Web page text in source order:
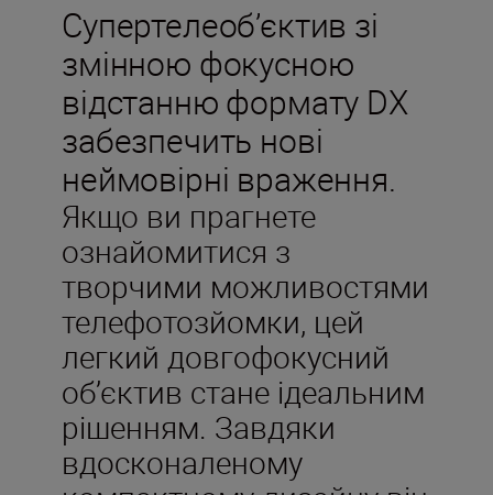
Супертелеоб’єктив зі
змінною фокусною
відстанню формату DX
забезпечить нові
неймовірні враження.
Якщо ви прагнете
ознайомитися з
творчими можливостями
телефотозйомки, цей
легкий довгофокусний
об’єктив стане ідеальним
рішенням. Завдяки
вдосконаленому